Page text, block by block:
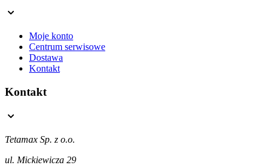
Moje konto
Centrum serwisowe
Dostawa
Kontakt
Kontakt
Tetamax Sp. z o.o.
ul. Mickiewicza 29